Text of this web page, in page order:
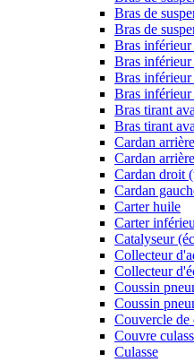
Bras de
Bras de
Bras
Bras inférieur
Bras
Bras inférieur
Bras tirant
Bras tirant
Cardan
Cardan
Cardan droit
Cardan
Carter huile
Carter
Catalyseur
Collecteur
Collecteur
Coussin
Coussin
Couvercle de
Couvre
Culasse